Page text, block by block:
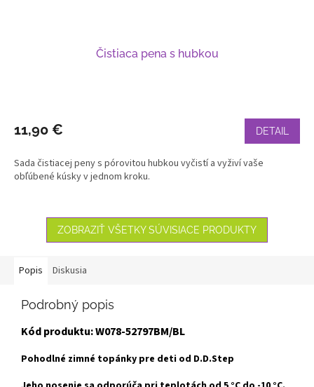
Čistiaca pena s hubkou
11,90 € DETAIL
Sada čistiacej peny s pórovitou hubkou vyčistí a vyživí vaše
obľúbené kúsky v jednom kroku.
ZOBRAZIŤ VŠETKY SÚVISIACE PRODUKTY
Popis Diskusia
Podrobný popis
Kód produktu: W078-52797BM/BL
Pohodlné zimné topánky pre deti od D.D.Step